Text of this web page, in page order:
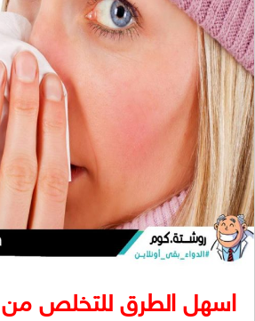
اسهل الطرق للتخلص من